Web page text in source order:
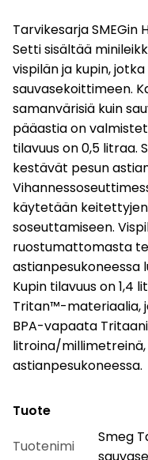
Tarvikesarja SMEGin
Setti sisältää
vispilän ja kupin,
sauvasekoittimeen.
samanvärisiä kuin
pääastia on
tilavuus on 0,5 litraa.
kestävät pesun
käytetään
soseuttamiseen.
ruostumattomasta
Kupin tilavuus on 1,4
Tritan™-materiaalia,
BPA-vapaata
litroina/
astianpesukoneessa.
Tuote
Tuotenimi
Smeg